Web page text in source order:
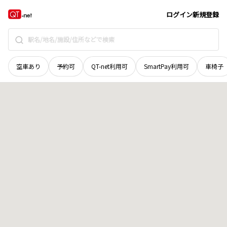
ログイン新規登録
空車あり 予約可 QT-net利用可 SmartPay利用可 車椅子
富山県